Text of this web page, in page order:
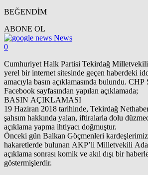
BEĞENDİM
ABONE OL
News
0
Cumhuriyet Halk Partisi Tekirdağ
yerel bir internet sitesinde geçen haberdeki
amacıyla basın açıklamasında bulundu. CHP
Facebook sayfasından yapılan açıklamada;
BASIN AÇIKLAMASI
19 Haziran 2018 tarihinde, Tekirdağ
şahsım hakkında yalan, iftiralarla dolu
açıklama yapma ihtiyacı doğmuştur.
Önceki gün Balkan Göçmenleri
hakaretlerde bulunan AKP’li Milletvekili
açıklama sonrası komik ve akıl dışı bir
göstermişlerdir.